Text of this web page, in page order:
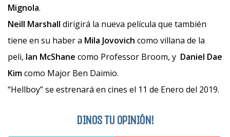
Mignola.
Neill Marshall dirigirá la nueva película que también
tiene en su haber a Mila Jovovich como villana de la
peli, Ian McShane como Professor Broom, y Daniel Dae
Kimcomo Major Ben Daimio.
“Hellboy” se estrenará en cines el 11 de Enero del 2019.
DINOS TU OPINIÓN!